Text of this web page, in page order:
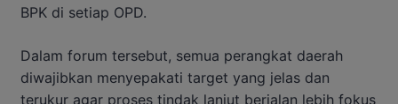
BPK di setiap OPD.
Dalam forum tersebut, semua perangkat daerah
diwajibkan menyepakati target yang jelas dan
terukur agar proses tindak lanjut berjalan lebih fokus